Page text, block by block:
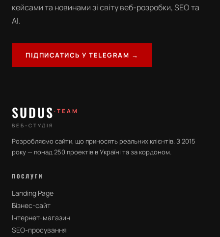
кейсами та новинами зі світу веб-розробки, SEO та
AI.
ПІДПИСАТИСЬ У TELEGRAM →
SUDUS ·TEAM
ВЕБ-СТУДІЯ
Розробляємо сайти, що приносять реальних клієнтів. З 2015
року — понад 250 проектів в Україні та за кордоном.
ПОСЛУГИ
Landing Page
Бізнес-сайт
Інтернет-магазин
SEO-просування